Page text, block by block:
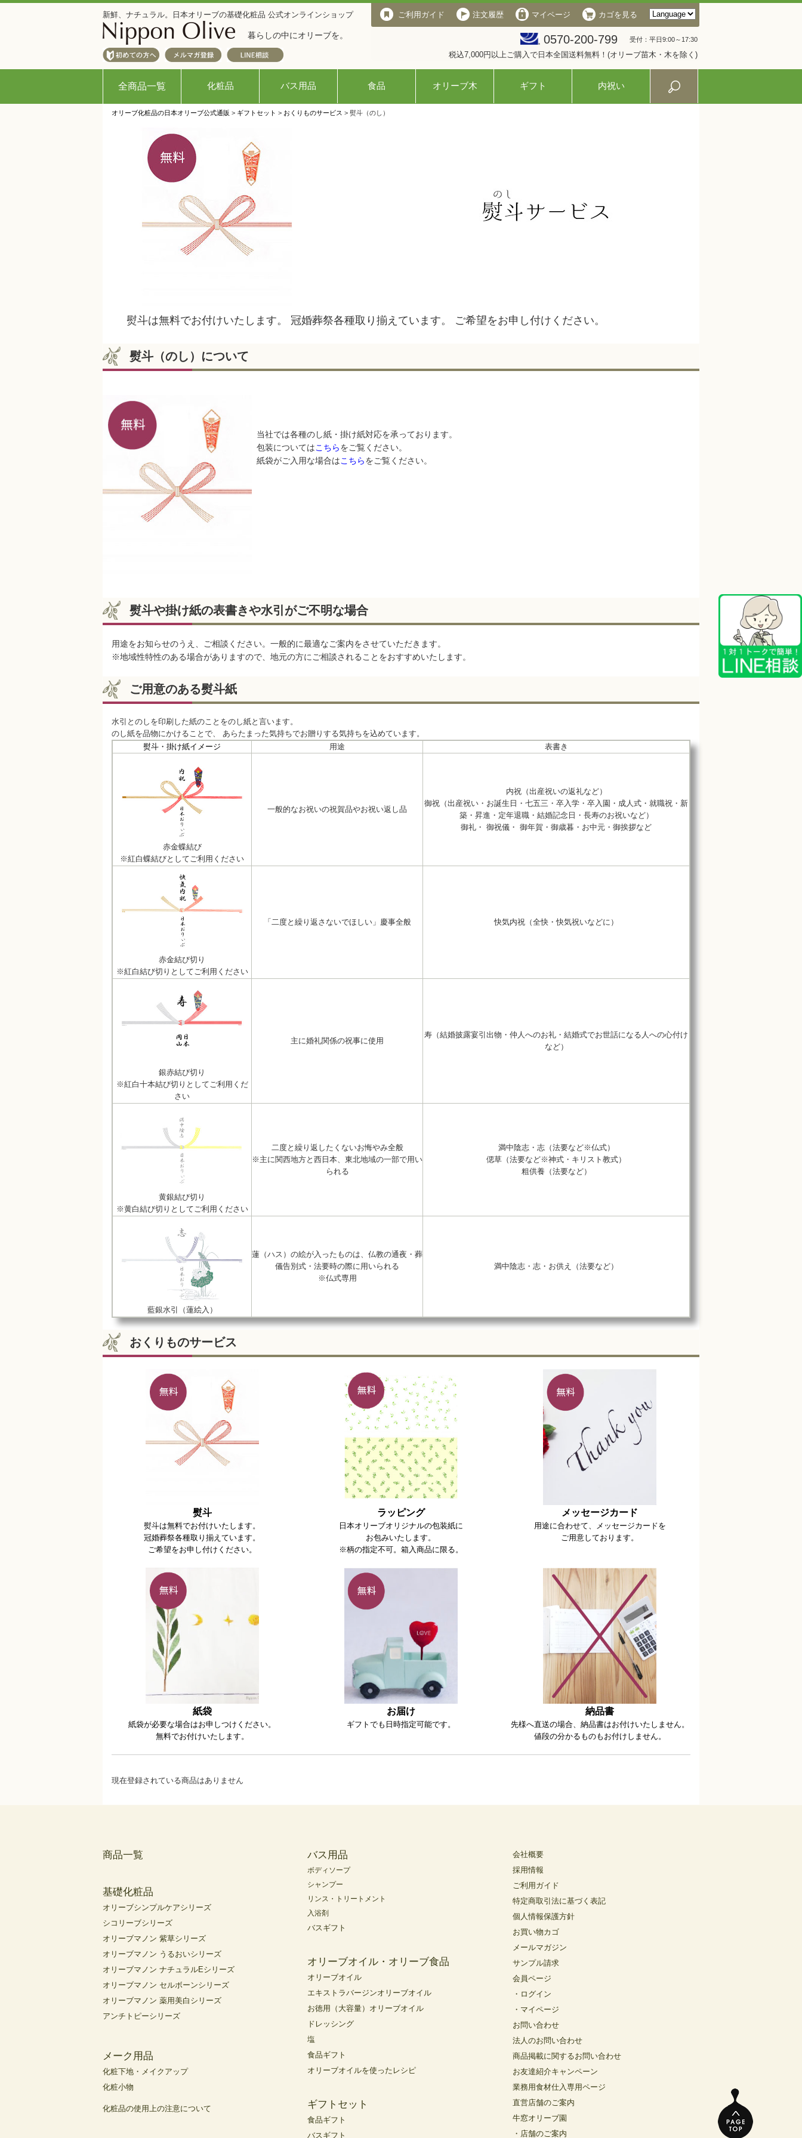
新鮮、ナチュラル。日本オリーブの基礎化粧品 公式オンラインショップ
暮らしの中にオリーブを。
ご利用ガイド 注文履歴 マイページ カゴを見る
0570-200-799 受付：平日9:00～17:30
税込7,000円以上ご購入で日本全国送料無料！(オリーブ苗木・木を除く)
全商品一覧 化粧品 バス用品 食品 オリーブ木 ギフト 内祝い
オリーブ化粧品の日本オリーブ公式通販 > ギフトセット > おくりものサービス > 熨斗（のし）
熨斗は無料でお付けいたします。 冠婚葬祭各種取り揃えています。 ご希望をお申し付けください。
熨斗（のし）について
当社では各種のし紙・掛け紙対応を承っております。
包装についてはこちらをご覧ください。
紙袋がご入用な場合はこちらをご覧ください。
熨斗や掛け紙の表書きや水引がご不明な場合
用途をお知らせのうえ、ご相談ください。一般的に最適なご案内をさせていただきます。
※地域性特性のある場合がありますので、地元の方にご相談されることをおすすめいたします。
ご用意のある熨斗紙
水引とのしを印刷した紙のことをのし紙と言います。
のし紙を品物にかけることで、 あらたまった気持ちでお贈りする気持ちを込めています。
熨斗・掛け紙イメージ
用途 表書き
赤金蝶結び
※紅白蝶結びとしてご利用ください
一般的なお祝いの祝賀品やお祝い返し品
内祝（出産祝いの返礼など）
御祝（出産祝い・お誕生日・七五三・卒入学・卒入園・成人式・就職祝・新
築・昇進・定年退職・結婚記念日・長寿のお祝いなど）
御礼・ 御祝儀・ 御年賀・御歳暮・お中元・御挨拶など
赤金結び切り
※紅白結び切りとしてご利用ください
「二度と繰り返さないでほしい」慶事全般 快気内祝（全快・快気祝いなどに）
銀赤結び切り
※紅白十本結び切りとしてご利用くだ
さい
主に婚礼関係の祝事に使用
寿（結婚披露宴引出物・仲人へのお礼・結婚式でお世話になる人への心付け
など）
黄銀結び切り
※黄白結び切りとしてご利用ください
二度と繰り返したくないお悔やみ全般
※主に関西地方と西日本、東北地域の一部で用い
られる
満中陰志・志（法要など※仏式）
偲草（法要など※神式・キリスト教式）
粗供養（法要など）
藍銀水引（蓮絵入）
蓮（ハス）の絵が入ったものは、仏教の通夜・葬
儀告別式・法要時の際に用いられる
※仏式専用
満中陰志・志・お供え（法要など）
おくりものサービス
熨斗
熨斗は無料でお付けいたします。
冠婚葬祭各種取り揃えています。
ご希望をお申し付けください。
ラッピング
日本オリーブオリジナルの包装紙に
お包みいたします。
※柄の指定不可。箱入商品に限る。
メッセージカード
用途に合わせて、メッセージカードを
ご用意しております。
紙袋
紙袋が必要な場合はお申しつけください。
無料でお付けいたします。
お届け
ギフトでも日時指定可能です。
納品書
先様へ直送の場合、納品書はお付けいたしません。
値段の分かるものもお付けしません。
現在登録されている商品はありません
商品一覧
基礎化粧品
オリーブシンプルケアシリーズ
シコリーブシリーズ
オリーブマノン 紫草シリーズ
オリーブマノン うるおいシリーズ
オリーブマノン ナチュラルEシリーズ
オリーブマノン セルボーンシリーズ
オリーブマノン 薬用美白シリーズ
アンチトピーシリーズ
メーク用品
化粧下地・メイクアップ
化粧小物
化粧品の使用上の注意について
バス用品
ボディソープ
シャンプー
リンス・トリートメント
入浴剤
バスギフト
オリーブオイル・オリーブ食品
オリーブオイル
エキストラバージンオリーブオイル
お徳用（大容量）オリーブオイル
ドレッシング
塩
食品ギフト
オリーブオイルを使ったレシピ
ギフトセット
食品ギフト
バスギフト
会社概要
採用情報
ご利用ガイド
特定商取引法に基づく表記
個人情報保護方針
お買い物カゴ
メールマガジン
サンプル請求
会員ページ
・ログイン
・マイページ
お問い合わせ
法人のお問い合わせ
商品掲載に関するお問い合わせ
お友達紹介キャンペーン
業務用食材仕入専用ページ
直営店舗のご案内
牛窓オリーブ園
・店舗のご案内